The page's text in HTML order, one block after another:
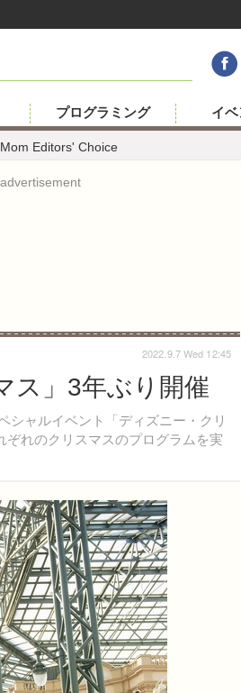
Editors' Choice
プログラミング イベ
advertisement
ス」3年ぶり開催
シャルイベント「ディズニー・クリ
れのクリスマスのプログラムを実
2022.9.7 Wed 12:45